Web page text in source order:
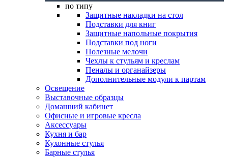
по типу
Защитные накладки на стол
Подставки для книг
Защитные напольные покрытия
Подставки под ноги
Полезные мелочи
Чехлы к стульям и креслам
Пеналы и органайзеры
Дополнительные модули к партам
Освещение
Выставочные образцы
Домашний кабинет
Офисные и игровые кресла
Аксессуары
Кухня и бар
Кухонные стулья
Барные стулья